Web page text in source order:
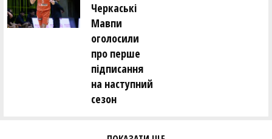
Софія Мескало (КІВС (Львів)-13)
Аделія Мороз (ЧОДЮСШ-Академія "ЧЕ БАСКЕТ"
Олександра Мороз (СДЮСШОР-5 (Дніпро)-13)
Черкаські
Мавпи
оголосили
про перше
підписання
на наступний
сезон